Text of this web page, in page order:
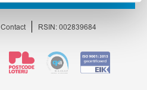
naar
homepage
Contact RSIN: 002839684